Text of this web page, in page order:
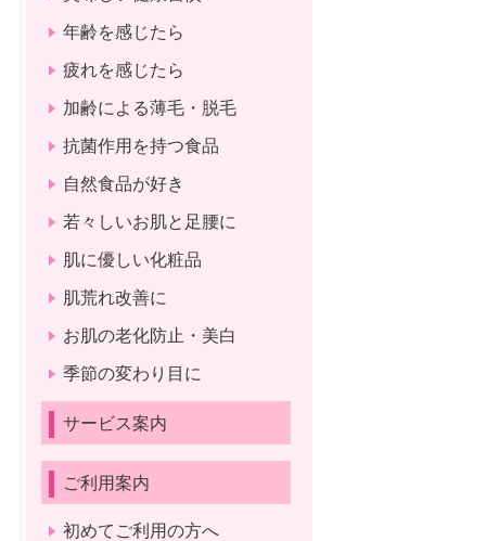
年齢を感じたら
疲れを感じたら
加齢による薄毛・脱毛
抗菌作用を持つ食品
自然食品が好き
若々しいお肌と足腰に
肌に優しい化粧品
肌荒れ改善に
お肌の老化防止・美白
季節の変わり目に
サービス案内
ご利用案内
初めてご利用の方へ